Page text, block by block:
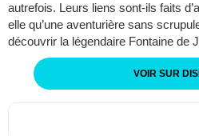
autrefois. Leurs liens sont-ils faits
elle qu’une aventurière sans
découvrir la légendaire Fontaine de
VOIR SUR